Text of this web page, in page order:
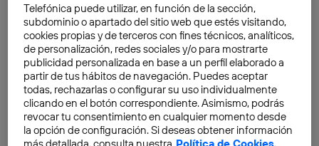
Telefónica puede utilizar, en función de la sección,
subdominio o apartado del sitio web que estés visitando,
cookies propias y de terceros con fines técnicos, analíticos,
de personalización, redes sociales y/o para mostrarte
publicidad personalizada en base a un perfil elaborado a
partir de tus hábitos de navegación. Puedes aceptar
todas, rechazarlas o configurar su uso individualmente
clicando en el botón correspondiente. Asimismo, podrás
revocar tu consentimiento en cualquier momento desde
la opción de configuración. Si deseas obtener información
más detallada, consulta nuestra Política de Cookies.